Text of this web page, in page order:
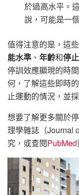
於過高水平。
說，可能是一
值得注意的是，這
能水準 、 年齡和停
停訓效應顯現的時
何，了解這些即時
止運動的情況，並
想要了解更多關於
理學雜誌（Journal
究，或查閱PubMed